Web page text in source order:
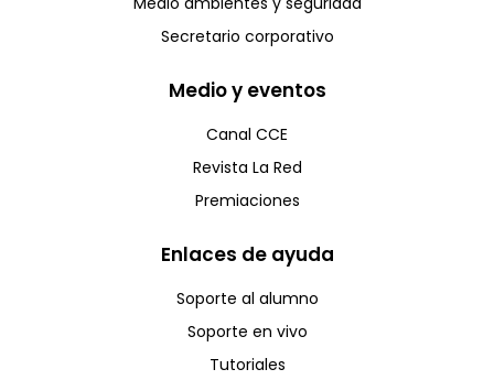
Secretario corporativo
Medio y eventos
Canal CCE
Revista La Red
Premiaciones
Enlaces de ayuda
Soporte al alumno
Soporte en vivo
Tutoriales